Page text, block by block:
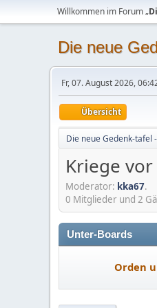
Willkommen im Forum „
Die neue
Fr, 07. August 2026,
Übersicht
Die neue Gedenk-
Kriege
Moderator: kka67.
0 Mitglieder und 2
Unter-Boards
Orden